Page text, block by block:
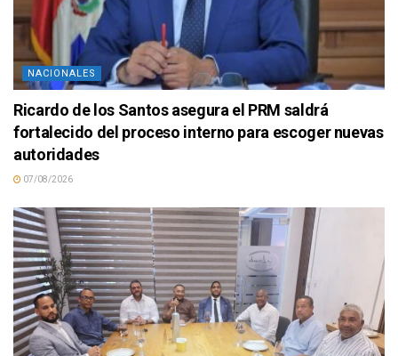
NACIONALES
Ricardo de los Santos asegura el PRM saldrá
fortalecido del proceso interno para escoger nuevas
autoridades
07/08/2026